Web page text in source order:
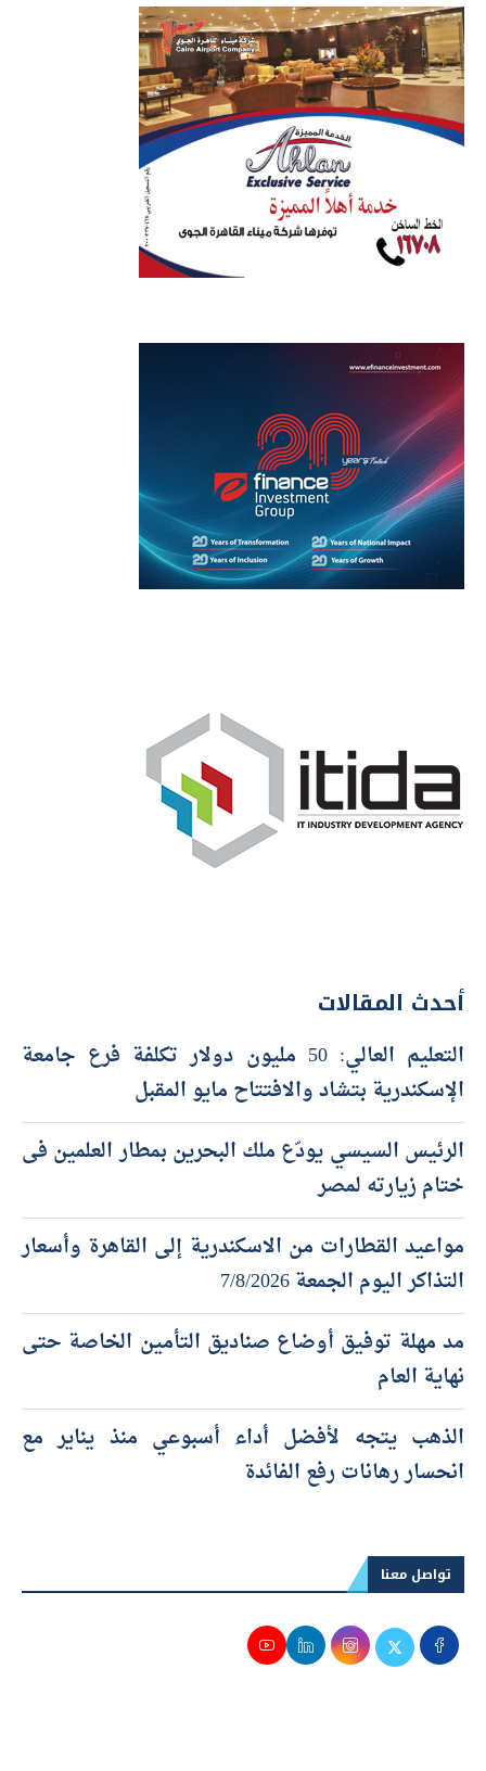
أحدث المقالات
التعليم العالي: 50 مليون دولار تكلفة فرع جامعة
الإسكندرية بتشاد والافتتاح مايو المقبل
الرئيس السيسي يودّع ملك البحرين بمطار العلمين فى
ختام زيارته لمصر
مواعيد القطارات من الاسكندرية إلى القاهرة وأسعار
التذاكر اليوم الجمعة 7/8/2026
مد مهلة توفيق أوضاع صناديق التأمين الخاصة حتى
نهاية العام
الذهب يتجه لأفضل أداء أسبوعي منذ يناير مع
انحسار رهانات رفع الفائدة
تواصل معنا